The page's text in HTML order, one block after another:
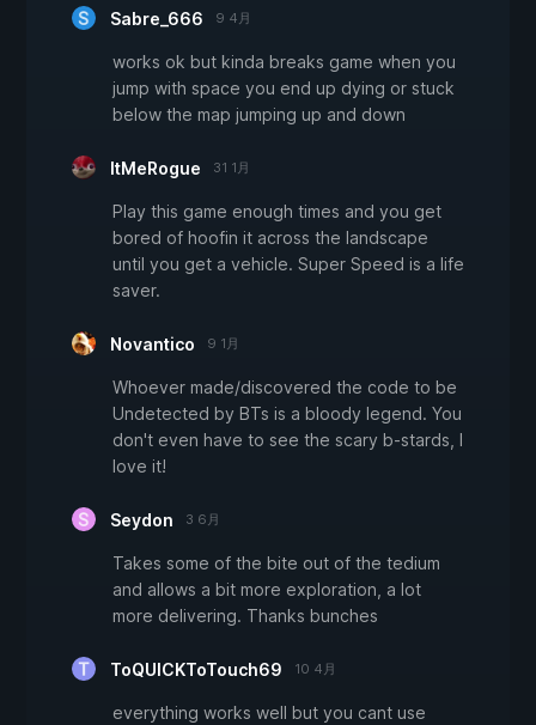
Sabre_666 9 4月
works ok but kinda breaks game when you
jump with space you end up dying or stuck
below the map jumping up and down
ItMeRogue 31 1月
Play this game enough times and you get
bored of hoofin it across the landscape
until you get a vehicle. Super Speed is a life
saver.
Novantico 9 1月
Whoever made/discovered the code to be
Undetected by BTs is a bloody legend. You
don't even have to see the scary b-stards, I
love it!
Seydon 3 6月
Takes some of the bite out of the tedium
and allows a bit more exploration, a lot
more delivering. Thanks bunches
ToQUICKToTouch69 10 4月
everything works well but you cant use